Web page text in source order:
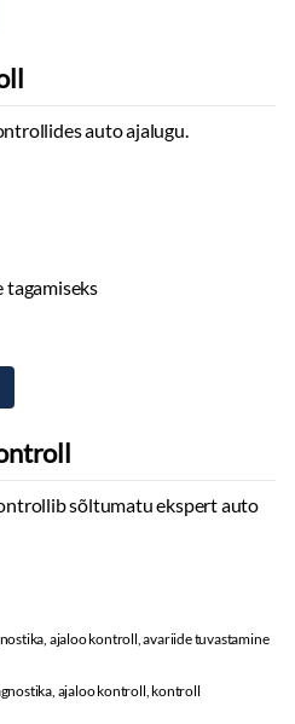
auto ajalugu.
tagamiseks
sõltumatu ekspert auto
ajaloo kontroll, avariide tuvastamine
ajaloo kontroll, kontroll